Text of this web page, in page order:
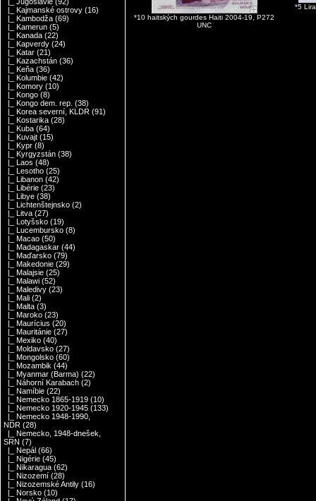
|_ Kajmanské ostrovy (16)
|_ Kambodža (69)
|_ Kamerun (5)
|_ Kanada (22)
|_ Kapverdy (24)
|_ Katar (21)
|_ Kazachstán (36)
|_ Keňa (36)
|_ Kolumbie (42)
|_ Komory (10)
|_ Kongo (8)
|_ Kongo dem. rep. (38)
|_ Korea severní, KLDR (91)
|_ Kostarika (28)
|_ Kuba (64)
|_ Kuvajt (15)
|_ Kypr (8)
|_ Kyrgyzstán (38)
|_ Laos (48)
|_ Lesotho (25)
|_ Libanon (42)
|_ Libérie (23)
|_ Libye (38)
|_ Lichtenštejnsko (2)
|_ Litva (27)
|_ Lotyšsko (19)
|_ Lucembursko (8)
|_ Macao (50)
|_ Madagaskar (44)
|_ Maďarsko (79)
|_ Makedonie (29)
|_ Malajsie (25)
|_ Malawi (52)
|_ Maledivy (23)
|_ Mali (2)
|_ Malta (3)
|_ Maroko (23)
|_ Maurícius (20)
|_ Mauritánie (27)
|_ Mexiko (40)
|_ Moldavsko (27)
|_ Mongolsko (60)
|_ Mozambik (44)
|_ Myanmar (Barma) (22)
|_ Náhorní Karabach (2)
|_ Namíbie (22)
|_ Nemecko 1865-1919 (10)
|_ Nemecko 1920-1945 (133)
|_ Nemecko 1948-1990,
NDR (28)
|_ Nemecko, 1948-dnešek,
SRN (7)
|_ Nepál (66)
|_ Nigérie (45)
|_ Nikaragua (62)
|_ Nizozemí (28)
|_ Nizozemské Antily (16)
|_ Norsko (10)
*10 haitských gourdes Haiti 2004-19, P272
UNC
*5